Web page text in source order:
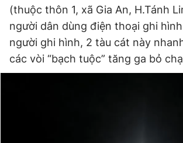
Theo dõi báo trên
(thuộc thôn 1, xã Gia An, H.Tánh
người dân dùng điện thoại ghi
người ghi hình, 2 tàu cát này
các vòi “bạch tuộc” tăng ga bỏ